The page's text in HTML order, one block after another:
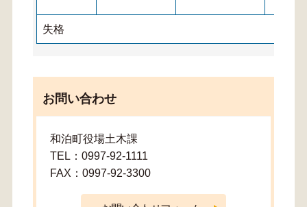
失格
お問い合わせ
和泊町役場土木課
TEL：0997-92-1111
FAX：0997-92-3300